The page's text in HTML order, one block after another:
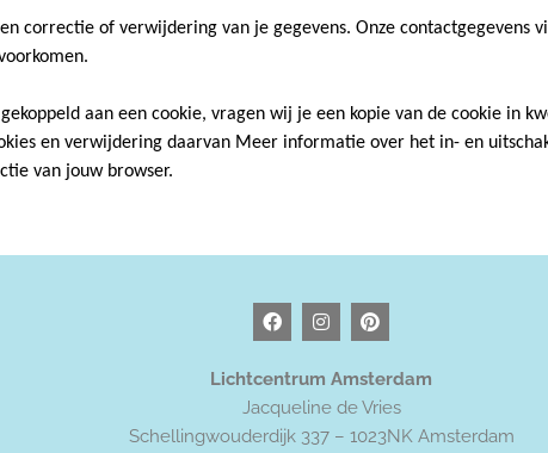
correctie of verwijdering van je gegevens. Onze contactgegevens
aan een cookie, vragen wij je een kopie van de cookie in
en verwijdering daarvan Meer informatie over het in- en
van jouw browser.
F
a
c
b
o
o
k
I
n
s
a
g
a
P
i
n
t
e
r
s
Lichtcentrum Amsterdam
Jacqueline de Vries
Schellingwouderdijk 337 – 1023NK Amsterdam